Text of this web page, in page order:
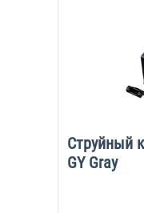
Струйный
GY Gray